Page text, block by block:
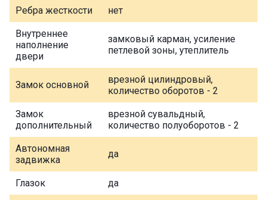
Ребра жесткости нет
Внутреннее
наполнение
двери
замковый карман, усиление
петлевой зоны, утеплитель
Замок основной
врезной цилиндровый,
количество оборотов - 2
Замок
дополнительный
врезной сувальдный,
количество полуоборотов - 2
Автономная
задвижка
да
Глазок да